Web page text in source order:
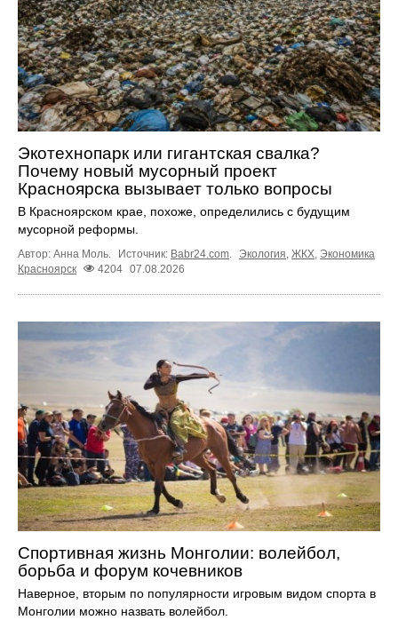
Экотехнопарк или гигантская свалка?
Почему новый мусорный проект
Красноярска вызывает только вопросы
В Красноярском крае, похоже, определились с будущим
мусорной реформы.
Автор: Анна Моль. Источник: Babr24.com Экология ЖКХ Экономика
Красноярск
4204 07.08.2026
Спортивная жизнь Монголии: волейбол,
борьба и форум кочевников
Наверное, вторым по популярности игровым видом спорта в
Монголии можно назвать волейбол.